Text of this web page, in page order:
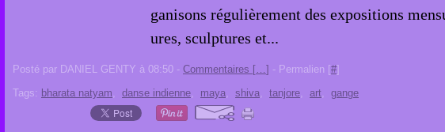
ganisons régulièrement des expositions
ures, sculptures et...
Posté par DANIEL GENTY à 08:50 - Commentaires […] - Permalien [#]
Tags: bharata natyam, danse indienne, maya, shiva, tanjore, art, gange